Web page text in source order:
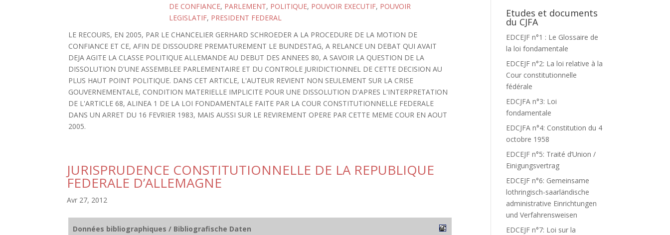
DE CONFIANCE, PARLEMENT, POLITIQUE, POUVOIR EXECUTIF, POUVOIR
LEGISLATIF, PRESIDENT FEDERAL
LE RECOURS, EN 2005, PAR LE CHANCELIER GERHARD SCHROEDER A LA PROCEDURE DE LA MOTION DE
CONFIANCE ET CE, AFIN DE DISSOUDRE PREMATUREMENT LE BUNDESTAG, A RELANCE UN DEBAT QUI AVAIT
DEJA AGITE LA CLASSE POLITIQUE ALLEMANDE AU DEBUT DES ANNEES 80, A SAVOIR LA QUESTION DE LA
DISSOLUTION D'UNE ASSEMBLEE PARLEMENTAIRE ET DU CONTROLE JURIDICTIONNEL DE CETTE DECISION AU
PLUS HAUT POINT POLITIQUE. DANS CET ARTICLE, L'AUTEUR REVIENT NON SEULEMENT SUR LA CRISE
GOUVERNEMENTALE, CONDITION MATERIELLE IMPLICITE POUR UNE DISSOLUTION D'APRES L'INTERPRETATION
DE L'ARTICLE 68, ALINEA 1 DE LA LOI FONDAMENTALE FAITE PAR LA COUR CONSTITUTIONNELLE FEDERALE
DANS UN ARRET DU 16 FEVRIER 1983, MAIS AUSSI SUR LE REVIREMENT OPERE PAR CETTE MEME COUR EN AOUT
2005.
JURISPRUDENCE CONSTITUTIONNELLE DE LA REPUBLIQUE
FEDERALE D’ALLEMAGNE
Avr 27, 2012
Données bibliographiques / Bibliografische Daten
Etudes et documents
du CJFA
EDCEJF n°1 : Le Glossaire de
la loi fondamentale
EDCEJF n°2: La loi relative à la
Cour constitutionnelle
fédérale
EDCJFA n°3: Loi
fondamentale
EDCJFA n°4: Constitution du 4
octobre 1958
EDCEJF n°5: Traité d’Union /
Einigungsvertrag
EDCEJF n°6: Gemeinsame
lothringisch-saarländische
administrative Einrichtungen
und Verfahrensweisen
EDCEJF n°7: Loi sur la